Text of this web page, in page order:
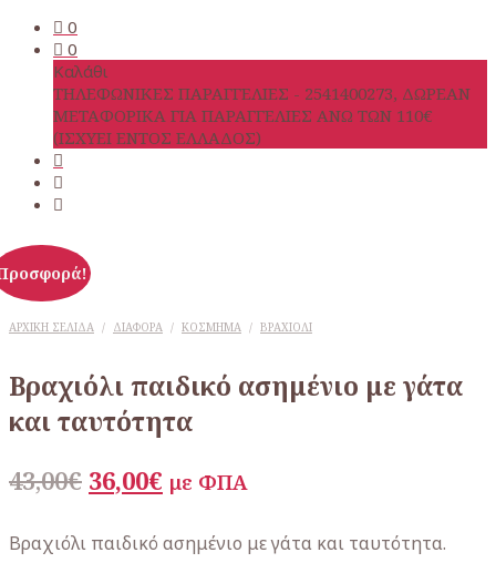
0
0
Καλάθι
ΤΗΛΕΦΩΝΙΚΕΣ ΠΑΡΑΓΓΕΛΙΕΣ - 2541400273, ΔΩΡΕΑΝ
ΜΕΤΑΦΟΡΙΚΑ ΓΙΑ ΠΑΡΑΓΓΕΛΙΕΣ ΑΝΩ ΤΩΝ 110€
(ΙΣΧΥΕΙ ΕΝΤΟΣ ΕΛΛΑΔΟΣ)
ΑΡΧΙΚΉ ΣΕΛΊΔΑ / ΔΙΆΦΟΡΑ / ΚΌΣΜΗΜΑ / ΒΡΑΧΙΌΛΙ
Βραχιόλι παιδικό ασημένιο με γάτα
και ταυτότητα
43,00€ Original
was:
36,00€ Η
τιμή
με ΦΠΑ
Βραχιόλι παιδικό ασημένιο με γάτα και ταυτότητα.